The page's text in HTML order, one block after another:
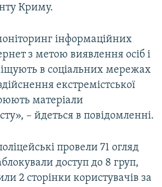
Криму.
інформаційних
з метою виявлення осіб і
в соціальних мережах
екстремістської
матеріали
– йдеться в повідомленні.
провели 71 огляд
доступ до 8 груп,
2 сторінки користувачів за